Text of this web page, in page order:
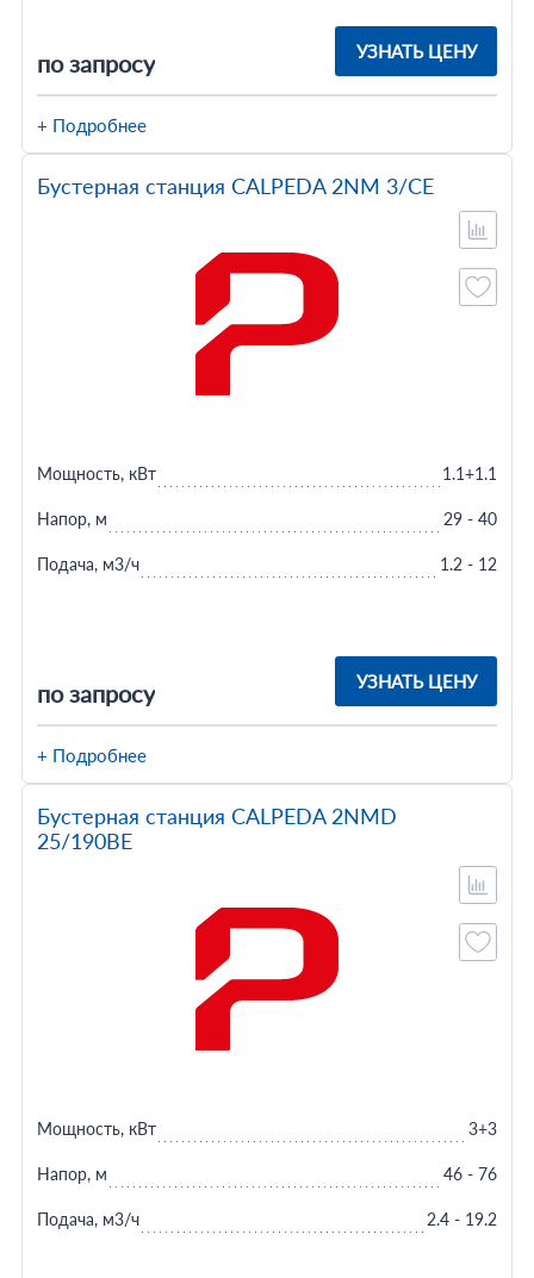
по запросу УЗНАТЬ ЦЕНУ
+ Подробнее
Бустерная станция CALPEDA 2NM 3/CE
по запросу УЗНАТЬ ЦЕНУ
Мощность, кВт 1.1+1.1
Напор, м 29 - 40
Подача, м3/ч 1.2 - 12
+ Подробнее
Бустерная станция CALPEDA 2NMD
25/190BE
Мощность, кВт 3+3
Напор, м 46 - 76
Подача, м3/ч 2.4 - 19.2